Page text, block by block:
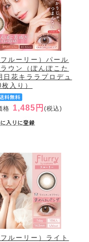
ルーリー）パール
ウン（ぽんぽこた
日花キララプロデュ
入り）
格 1,485円(税込)
ルーリー）ライト